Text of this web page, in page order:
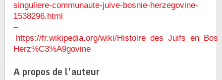
singuliere-communaute-juive-bosnie-herzegovine-
1538296.html
–
https://fr.wikipedia.org/wiki/
Herz%C3%A9govine
A propos de l’auteur